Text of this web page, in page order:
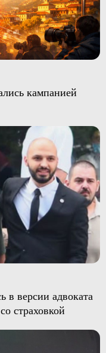
кампанией
в версии адвоката
страховкой